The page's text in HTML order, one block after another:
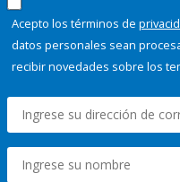
Acepto los términos de
datos personales sean
recibir novedades sobre los